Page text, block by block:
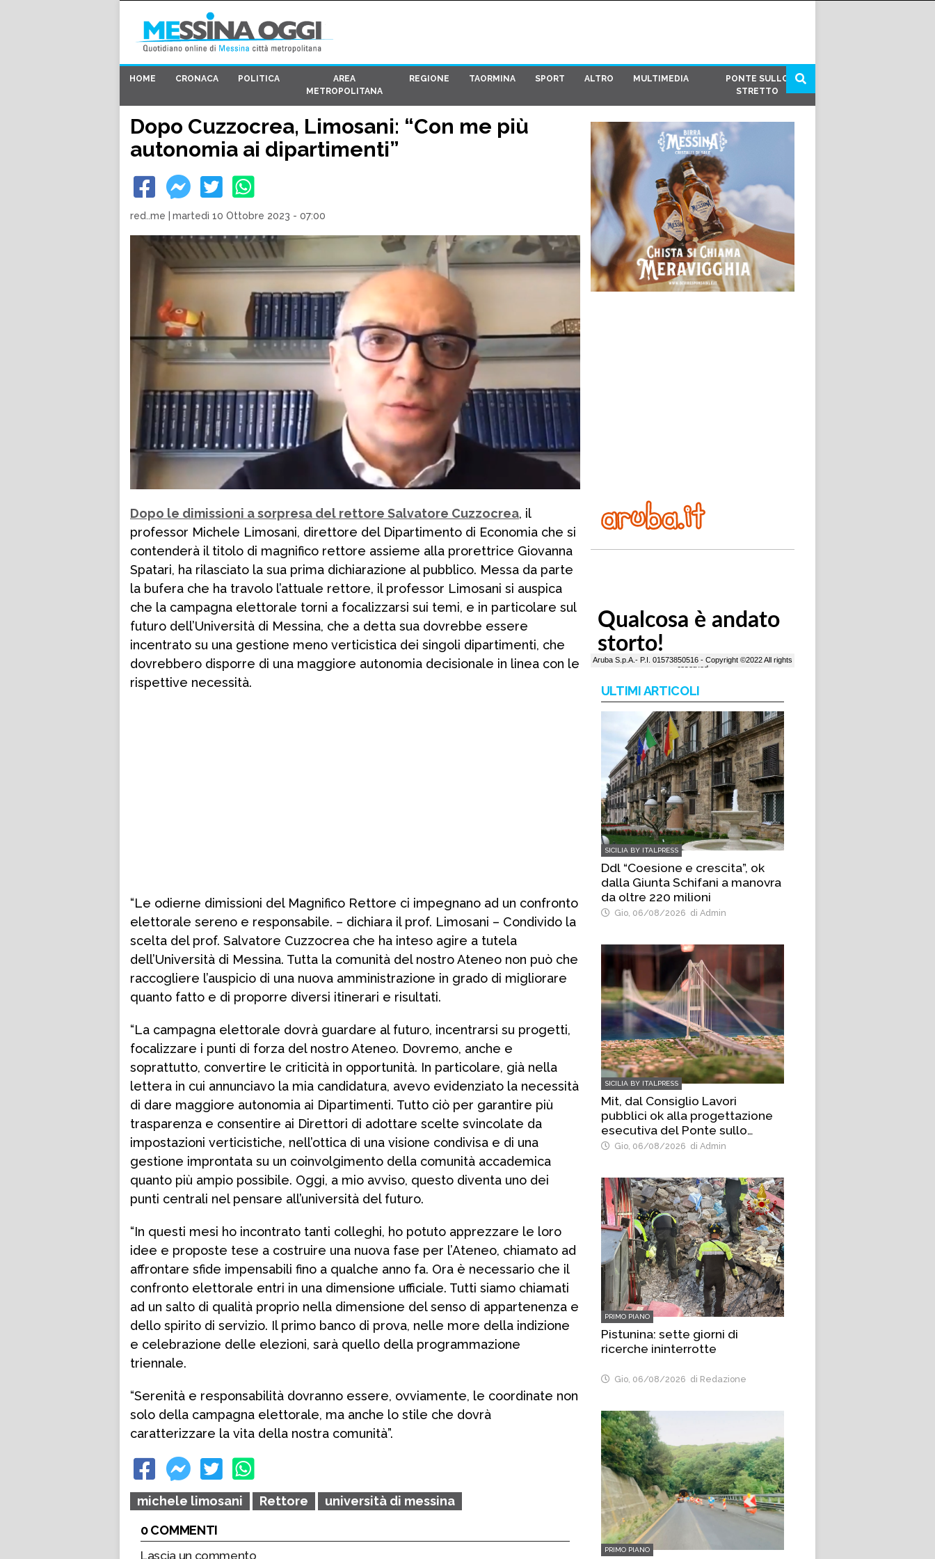
HOME CRONACA POLITICA
AREA
METROPOLITANA
REGIONE TAORMINA SPORT ALTRO MULTIMEDIA
PONTE SULLO
STRETTO
Dopo Cuzzocrea, Limosani: “Con me più
autonomia ai dipartimenti”
red..me martedì 10 Ottobre 2023 - 07:00
Dopo le dimissioni a sorpresa del rettore Salvatore Cuzzocrea, il
professor Michele Limosani, direttore del Dipartimento di Economia che si
contenderà il titolo di magnifico rettore assieme alla prorettrice Giovanna
Spatari, ha rilasciato la sua prima dichiarazione al pubblico. Messa da parte
la bufera che ha travolo l’attuale rettore, il professor Limosani si auspica
che la campagna elettorale torni a focalizzarsi sui temi, e in particolare sul
futuro dell’Università di Messina, che a detta sua dovrebbe essere
incentrato su una gestione meno verticistica dei singoli dipartimenti, che
dovrebbero disporre di una maggiore autonomia decisionale in linea con le
rispettive necessità.
“Le odierne dimissioni del Magnifico Rettore ci impegnano ad un confronto
elettorale sereno e responsabile. – dichiara il prof. Limosani – Condivido la
scelta del prof. Salvatore Cuzzocrea che ha inteso agire a tutela
dell’Università di Messina. Tutta la comunità del nostro Ateneo non può che
raccogliere l’auspicio di una nuova amministrazione in grado di migliorare
quanto fatto e di proporre diversi itinerari e risultati.
“La campagna elettorale dovrà guardare al futuro, incentrarsi su progetti,
focalizzare i punti di forza del nostro Ateneo. Dovremo, anche e
soprattutto, convertire le criticità in opportunità. In particolare, già nella
lettera in cui annunciavo la mia candidatura, avevo evidenziato la necessità
di dare maggiore autonomia ai Dipartimenti. Tutto ciò per garantire più
trasparenza e consentire ai Direttori di adottare scelte svincolate da
impostazioni verticistiche, nell’ottica di una visione condivisa e di una
gestione improntata su un coinvolgimento della comunità accademica
quanto più ampio possibile. Oggi, a mio avviso, questo diventa uno dei
punti centrali nel pensare all’università del futuro.
“In questi mesi ho incontrato tanti colleghi, ho potuto apprezzare le loro
idee e proposte tese a costruire una nuova fase per l’Ateneo, chiamato ad
affrontare sfide impensabili fino a qualche anno fa. Ora è necessario che il
confronto elettorale entri in una dimensione ufficiale. Tutti siamo chiamati
ad un salto di qualità proprio nella dimensione del senso di appartenenza e
dello spirito di servizio. Il primo banco di prova, nelle more della indizione
e celebrazione delle elezioni, sarà quello della programmazione
triennale.
“Serenità e responsabilità dovranno essere, ovviamente, le coordinate non
solo della campagna elettorale, ma anche lo stile che dovrà
caratterizzare la vita della nostra comunità”.
michele limosani Rettore
università di messina
0 COMMENTI
Lascia un commento
ULTIMI ARTICOLI
SICILIA BY ITALPRESS
Ddl “Coesione e crescita”, ok
dalla Giunta Schifani a manovra
da oltre 220 milioni
Gio, 06/08/2026 di Admin
SICILIA BY ITALPRESS
Mit, dal Consiglio Lavori
pubblici ok alla progettazione
esecutiva del Ponte sullo
Stretto
Gio, 06/08/2026 di Admin
PRIMO PIANO
Pistunina: sette giorni di
ricerche ininterrotte
Gio, 06/08/2026 di Redazione
PRIMO PIANO